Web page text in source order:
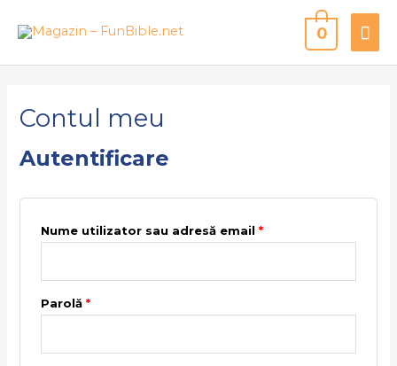
0
Contul meu
Autentificare
Nume utilizator sau adresă email*
Parolă*